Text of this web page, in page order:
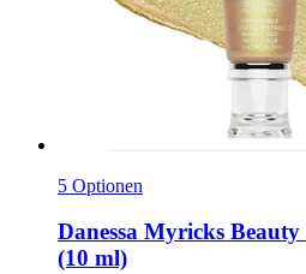
5 Optionen
Danessa Myricks Beauty
(10 ml)